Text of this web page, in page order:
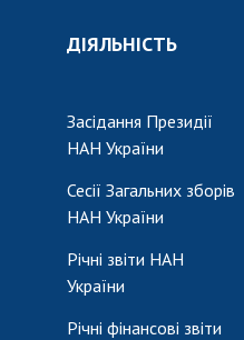
ДІЯЛЬНІСТЬ
Засідання Президії
НАН України
Сесії Загальних зборів
НАН України
Річні звіти НАН
України
Річні фінансові звіти